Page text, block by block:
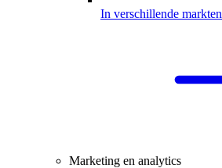
In verschillende markten
Marketing en analytics